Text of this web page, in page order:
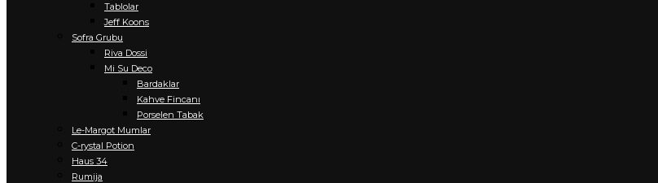
Tablolar
Jeff Koons
Sofra Grubu
Riva Dossi
Mi Su Deco
Bardaklar
Kahve Fincanı
Porselen Tabak
Le-Margot Mumlar
C-rystal Potion
Haus 34
Rumija